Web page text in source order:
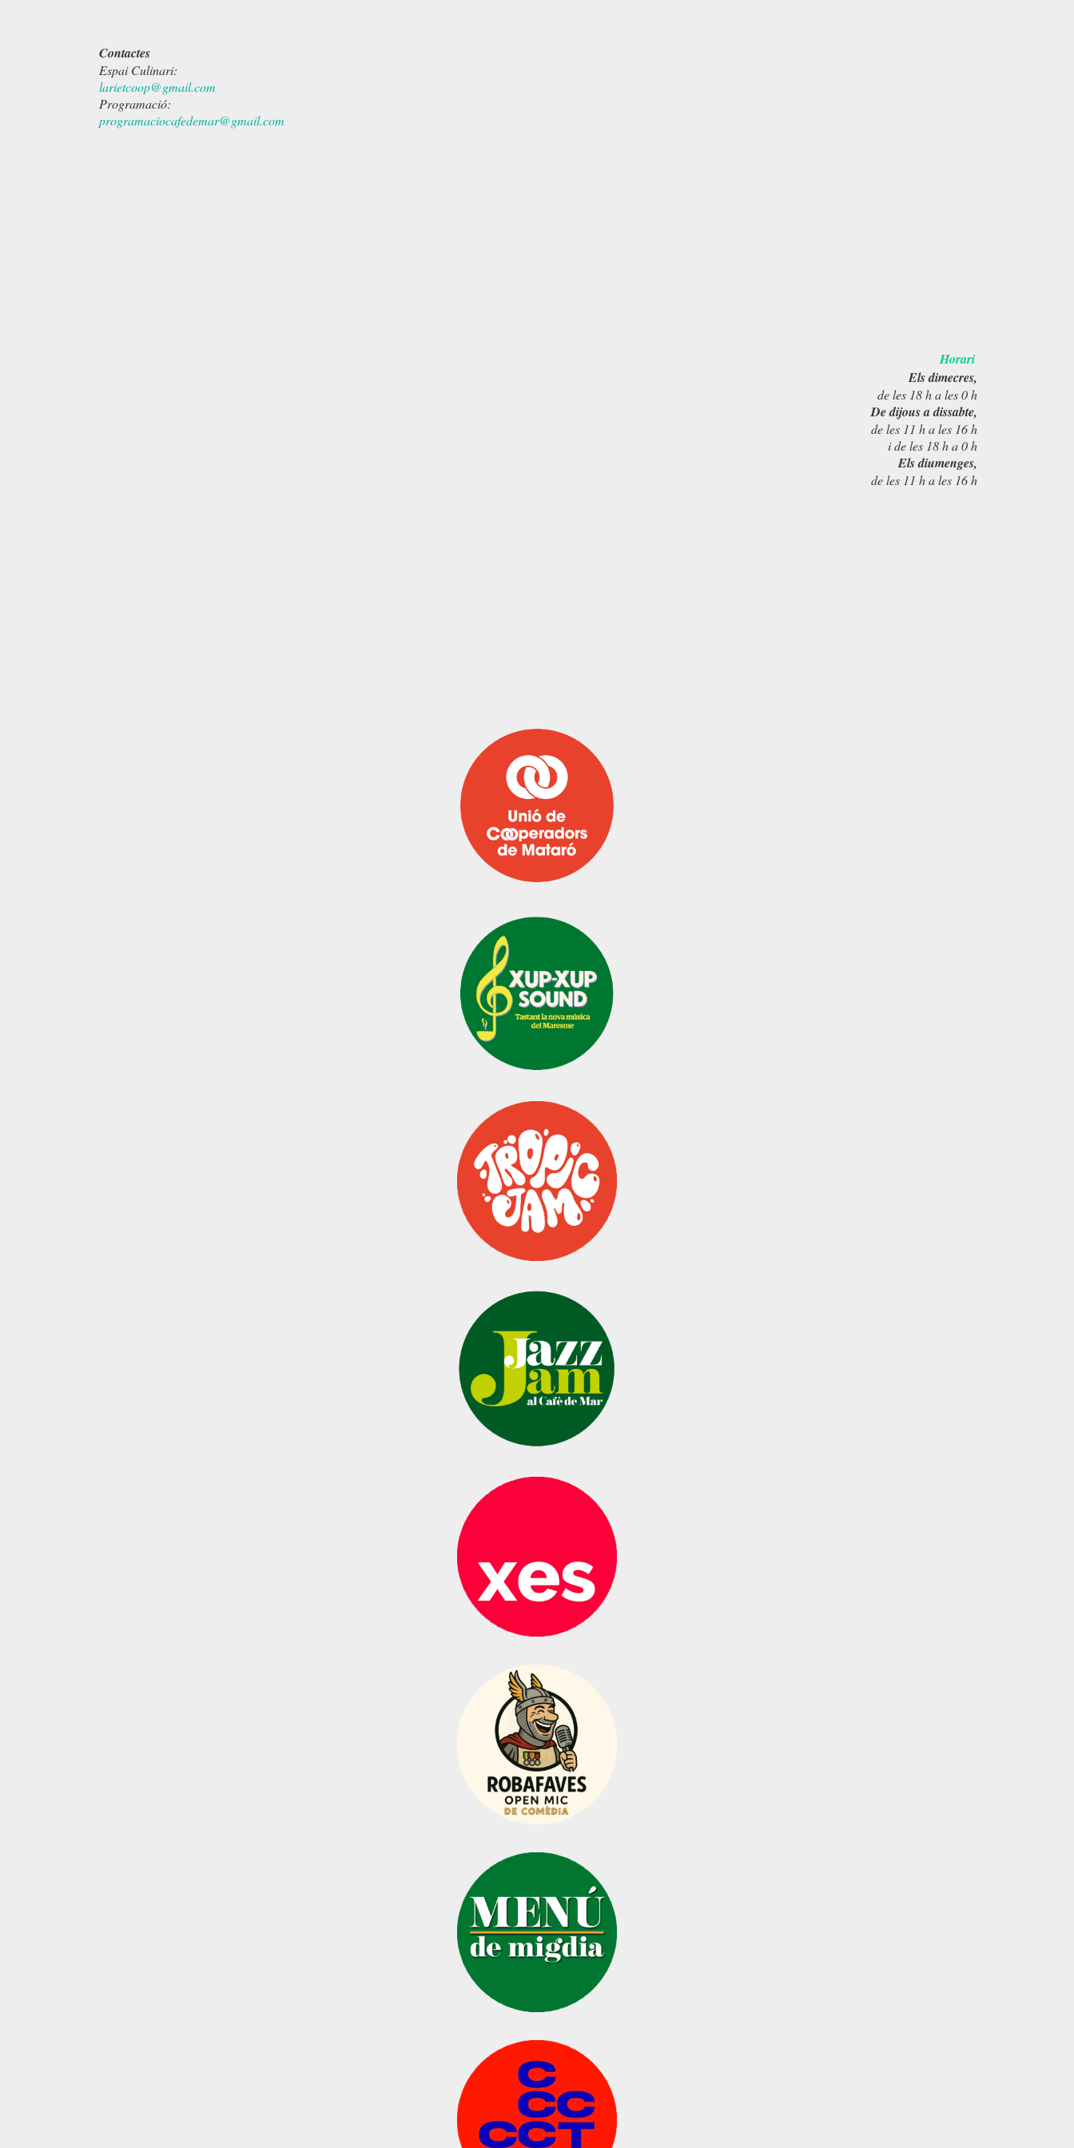
Contactes
Espai Culinari:
larietcoop@gmail.com
Programació:
programaciocafedemar@gmail.com
Horari
Els dimecres,
de les 18 h a les 0 h
De dijous a dissabte,
de les 11 h a les 16 h
i de les 18 h a 0 h
Els diumenges,
de les 11 h a les 16 h